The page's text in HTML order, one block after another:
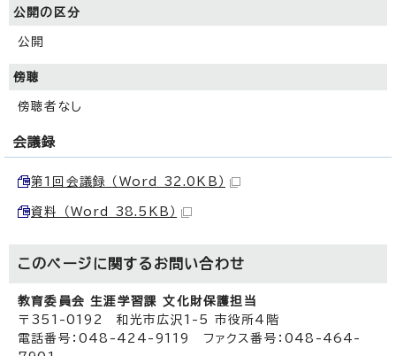
公開の区分
公開
傍聴
傍聴者なし
会議録
第1回会議録 （Word 32.0KB）
資料 （Word 38.5KB）
このページに関する お問い合わせ
教育委員会 生涯学習課 文化財保護担当
〒351-0192 和光市広沢1-5 市役所4階
電話番号：048-424-9119 ファクス番号：048-464-